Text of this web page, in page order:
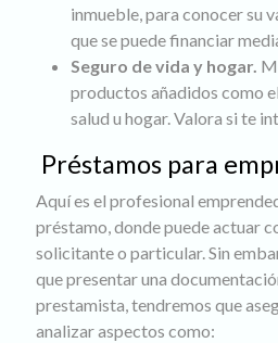
inmueble, para conocer su
que se puede financiar
Seguro de vida y hogar.
productos añadidos como
salud u hogar. Valora si te
Préstamos para
Aquí es el profesional
préstamo, donde puede actuar
solicitante o particular. Sin
que presentar una
prestamista, tendremos que
analizar aspectos como: